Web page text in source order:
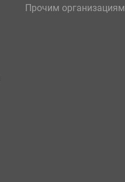
Прочим организациям